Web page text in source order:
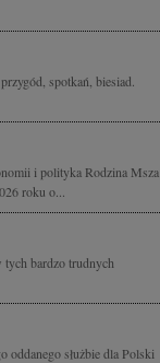
spotkań, biesiad.
i polityka Rodzina Msza
roku o...
tych bardzo trudnych
służbie dla Polski